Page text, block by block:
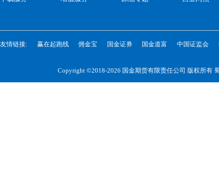
友情链接: 赢在起跑线 佣金宝 国金证券 国金道富 中国证监会
Copyright ©2018-2026 国金期货有限责任公司 版权所有